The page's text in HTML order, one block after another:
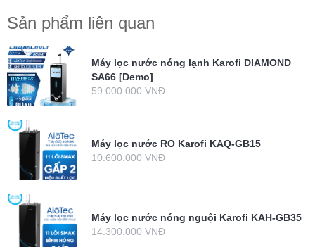
Sản phẩm liên quan
Máy lọc nước nóng lạnh Karofi DIAMOND
SA66 [Demo]
59.000.000 VNĐ
Máy lọc nước RO Karofi KAQ-GB15
10.600.000 VNĐ
Máy lọc nước nóng nguội Karofi KAH-GB35
14.300.000 VNĐ